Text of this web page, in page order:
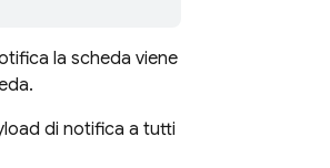
la scheda viene
di notifica a tutti